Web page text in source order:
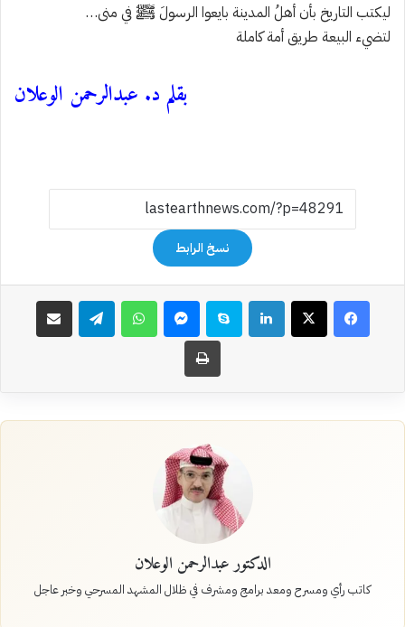
ليكتب التاريخ بأن أهلُ المدينة بايعوا الرسولَ ﷺ في منى…
لتضيء البيعة طريق أمة كاملة
بقلم د. عبدالرحمن الوعلان
نسخ الرابط
فيسبوك‫X لينكدإن سكايب ماسنجر واتساب تيلقرام مشاركة عبر البريد
طباعة
الدكتور عبدالرحمن الوعلان
كاتب رأي ومسرح ومعد برامج ومشرف في ظلال المشهد المسرحي وخبر عاجل